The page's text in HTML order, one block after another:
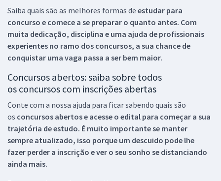
Saiba quais são as melhores formas de estudar para
concurso e comece a se preparar o quanto antes. Com
muita dedicação, disciplina e uma ajuda de profissionais
experientes no ramo dos concursos, a sua chance de
conquistar uma vaga passa a ser bem maior.
Concursos abertos: saiba sobre todos
os concursos com inscrições abertas
Conte com a nossa ajuda para ficar sabendo quais são
os concursos abertos e acesse o edital para começar a sua
trajetória de estudo. É muito importante se manter
sempre atualizado, isso porque um descuido pode lhe
fazer perder a inscrição e ver o seu sonho se distanciando
ainda mais.